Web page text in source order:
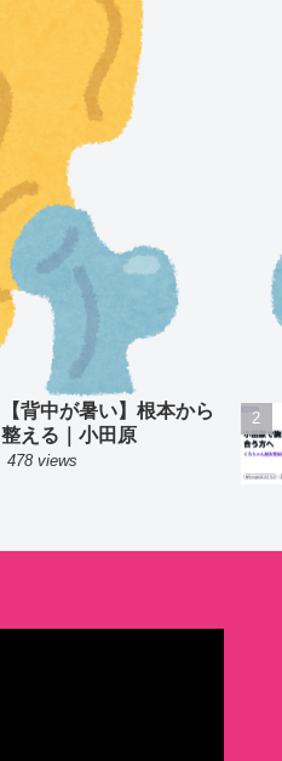
【背中が暑い】根本から
整える｜小田原
478 views